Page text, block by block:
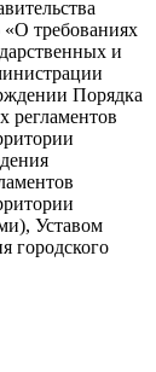
требованиях
и
Порядка
регламентов
Уставом
городского